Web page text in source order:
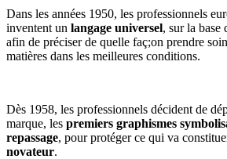
Dans les années 1950, les professionnels
inventent un langage universel, sur la base
afin de préciser de quelle faç;on prendre
matières dans les meilleures conditions.
Dès 1958, les professionnels décident de
marque, les premiers graphismes
repassage, pour protéger ce qui va
novateur.